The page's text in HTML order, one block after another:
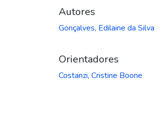
Autores
Gonçalves, Edilaine da Silva
Orientadores
Costanzi, Cristine Boone